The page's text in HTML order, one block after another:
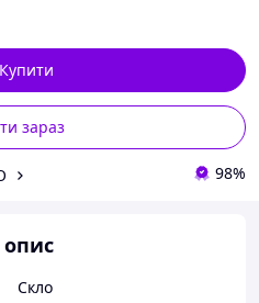
зараз
Купити
98%
Скло